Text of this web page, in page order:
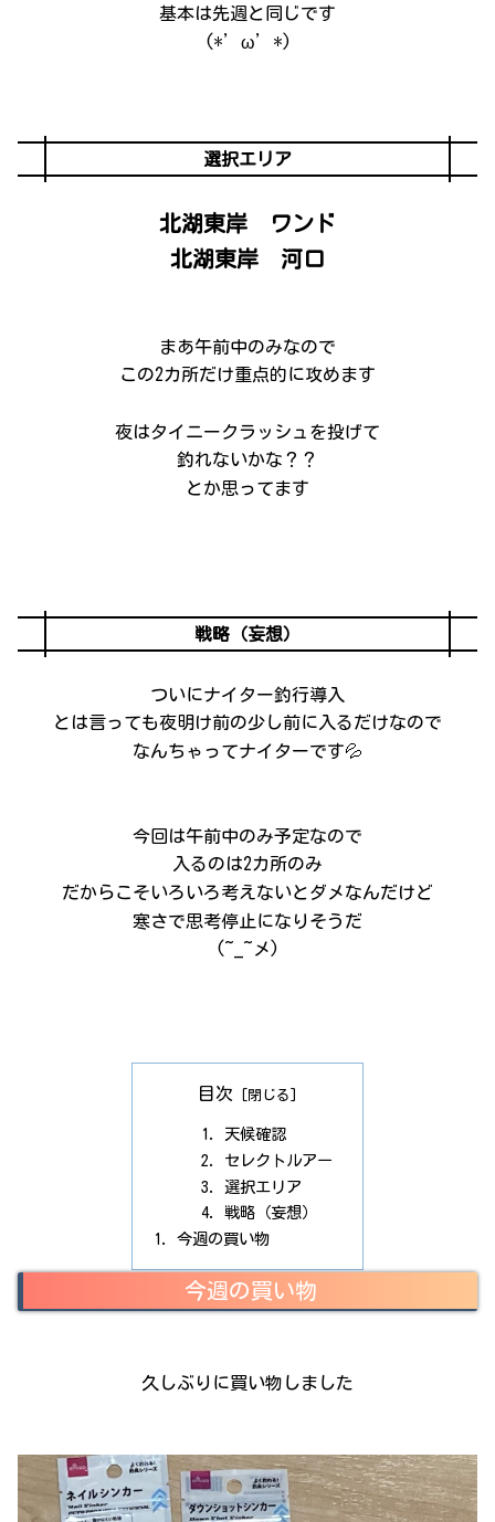
基本は先週と同じです
(*’ω’*)
選択エリア
北湖東岸 ワンド
北湖東岸 河口
まあ午前中のみなので
この2カ所だけ重点的に攻めます
夜はタイニークラッシュを投げて
釣れないかな？？
とか思ってます
戦略（妄想）
ついにナイター釣行導入
とは言っても夜明け前の少し前に入るだけなので
なんちゃってナイターです💦
今回は午前中のみ予定なので
入るのは2カ所のみ
だからこそいろいろ考えないとダメなんだけど
寒さで思考停止になりそうだ
(~_~メ)
目次
天候確認
セレクトルアー
選択エリア
戦略（妄想）
今週の買い物
今週の買い物
久しぶりに買い物しました